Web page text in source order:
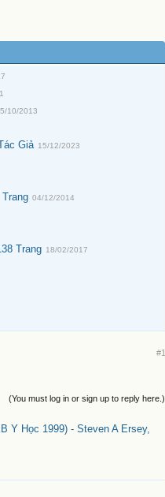
10/2013
Giả 15/12/2023
04/12/2014
Trang 18/02/2017
#1
(You must log in or sign up to reply here.)
Y Học 1999) - Steven A Ersey,